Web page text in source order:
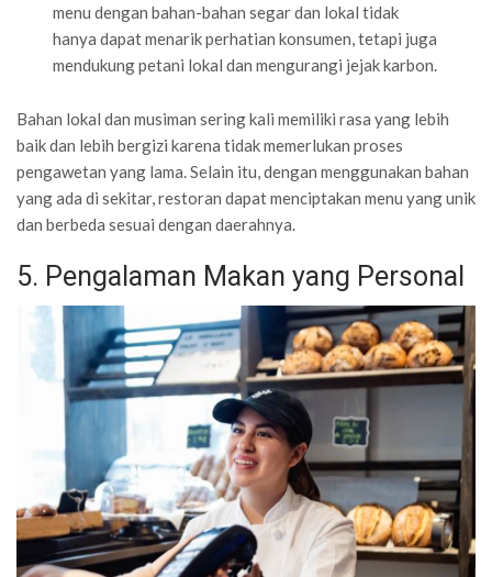
menu dengan bahan-bahan segar dan lokal tidak
hanya dapat menarik perhatian konsumen, tetapi juga
mendukung petani lokal dan mengurangi jejak karbon.
Bahan lokal dan musiman sering kali memiliki rasa yang lebih
baik dan lebih bergizi karena tidak memerlukan proses
pengawetan yang lama. Selain itu, dengan menggunakan bahan
yang ada di sekitar, restoran dapat menciptakan menu yang unik
dan berbeda sesuai dengan daerahnya.
5. Pengalaman Makan yang Personal